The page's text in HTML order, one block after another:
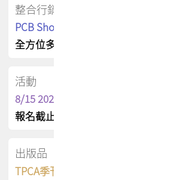
整合行銷
PCB Shop 採購指南
全方位多元曝光方案
活動
8/15 2026 TPCA健康盃保齡球聯誼賽
報名截止日 : 8/3 活動日期 : 8/15
出版品
TPCA季刊 FREE 線上版